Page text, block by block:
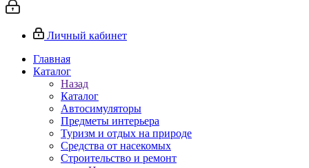
Личный кабинет
Главная
Каталог
Назад
Каталог
Автосимуляторы
Предметы интерьера
Туризм и отдых на природе
Средства от насекомых
Строительство и ремонт